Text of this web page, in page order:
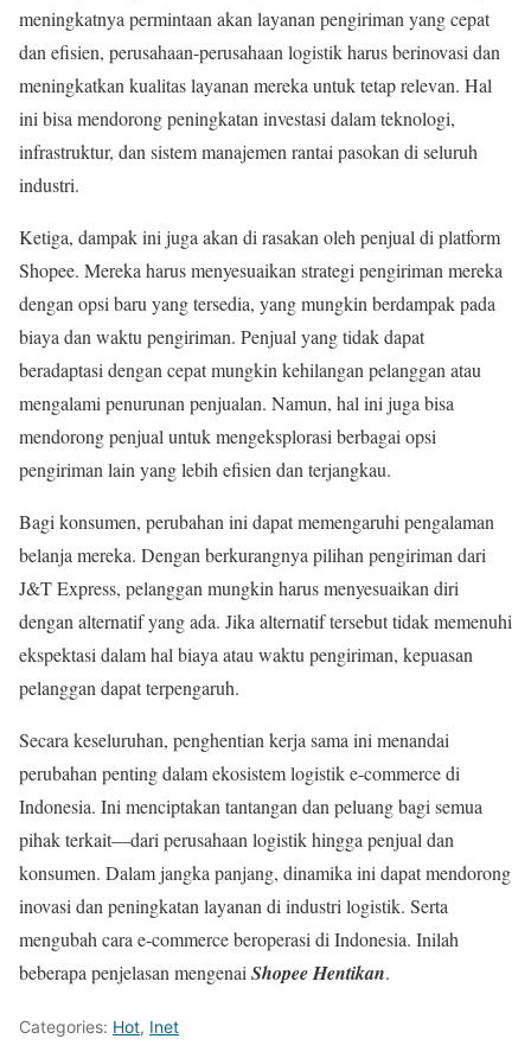
meningkatnya permintaan akan layanan pengiriman yang cepat
dan efisien, perusahaan-perusahaan logistik harus berinovasi dan
meningkatkan kualitas layanan mereka untuk tetap relevan. Hal
ini bisa mendorong peningkatan investasi dalam teknologi,
infrastruktur, dan sistem manajemen rantai pasokan di seluruh
industri.
Ketiga, dampak ini juga akan di rasakan oleh penjual di platform
Shopee. Mereka harus menyesuaikan strategi pengiriman mereka
dengan opsi baru yang tersedia, yang mungkin berdampak pada
biaya dan waktu pengiriman. Penjual yang tidak dapat
beradaptasi dengan cepat mungkin kehilangan pelanggan atau
mengalami penurunan penjualan. Namun, hal ini juga bisa
mendorong penjual untuk mengeksplorasi berbagai opsi
pengiriman lain yang lebih efisien dan terjangkau.
Bagi konsumen, perubahan ini dapat memengaruhi pengalaman
belanja mereka. Dengan berkurangnya pilihan pengiriman dari
J&T Express, pelanggan mungkin harus menyesuaikan diri
dengan alternatif yang ada. Jika alternatif tersebut tidak memenuhi
ekspektasi dalam hal biaya atau waktu pengiriman, kepuasan
pelanggan dapat terpengaruh.
Secara keseluruhan, penghentian kerja sama ini menandai
perubahan penting dalam ekosistem logistik e-commerce di
Indonesia. Ini menciptakan tantangan dan peluang bagi semua
pihak terkait—dari perusahaan logistik hingga penjual dan
konsumen. Dalam jangka panjang, dinamika ini dapat mendorong
inovasi dan peningkatan layanan di industri logistik. Serta
mengubah cara e-commerce beroperasi di Indonesia. Inilah
beberapa penjelasan mengenai Shopee Hentikan.
Categories: Hot, Inet